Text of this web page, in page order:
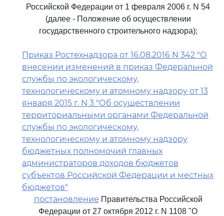
Российской Федерации от 1 февраля 2006 г. N 54
(далее - Положение об осуществлении
государственного строительного надзора);
Приказ Ростехнадзора от 16.08.2016 N 342 "О
внесении изменений в приказ Федеральной
службы по экологическому,
технологическому и атомному надзору от 13
января 2015 г. N 3 "Об осуществлении
территориальными органами Федеральной
службы по экологическому,
технологическому и атомному надзору
бюджетных полномочий главных
администраторов доходов бюджетов
субъектов Российской Федерации и местных
бюджетов"
постановление Правительства Российской
Федерации от 27 октября 2012 г. N 1108 "О